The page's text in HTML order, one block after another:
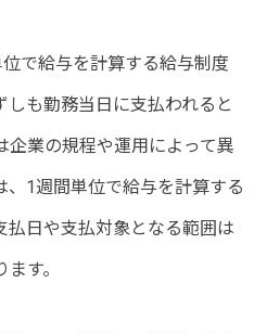
で給与を計算する給与制度
しも勤務当日に支払われると
企業の規程や運用によって異
、1週間単位で給与を計算する
払日や支払対象となる範囲は
す。